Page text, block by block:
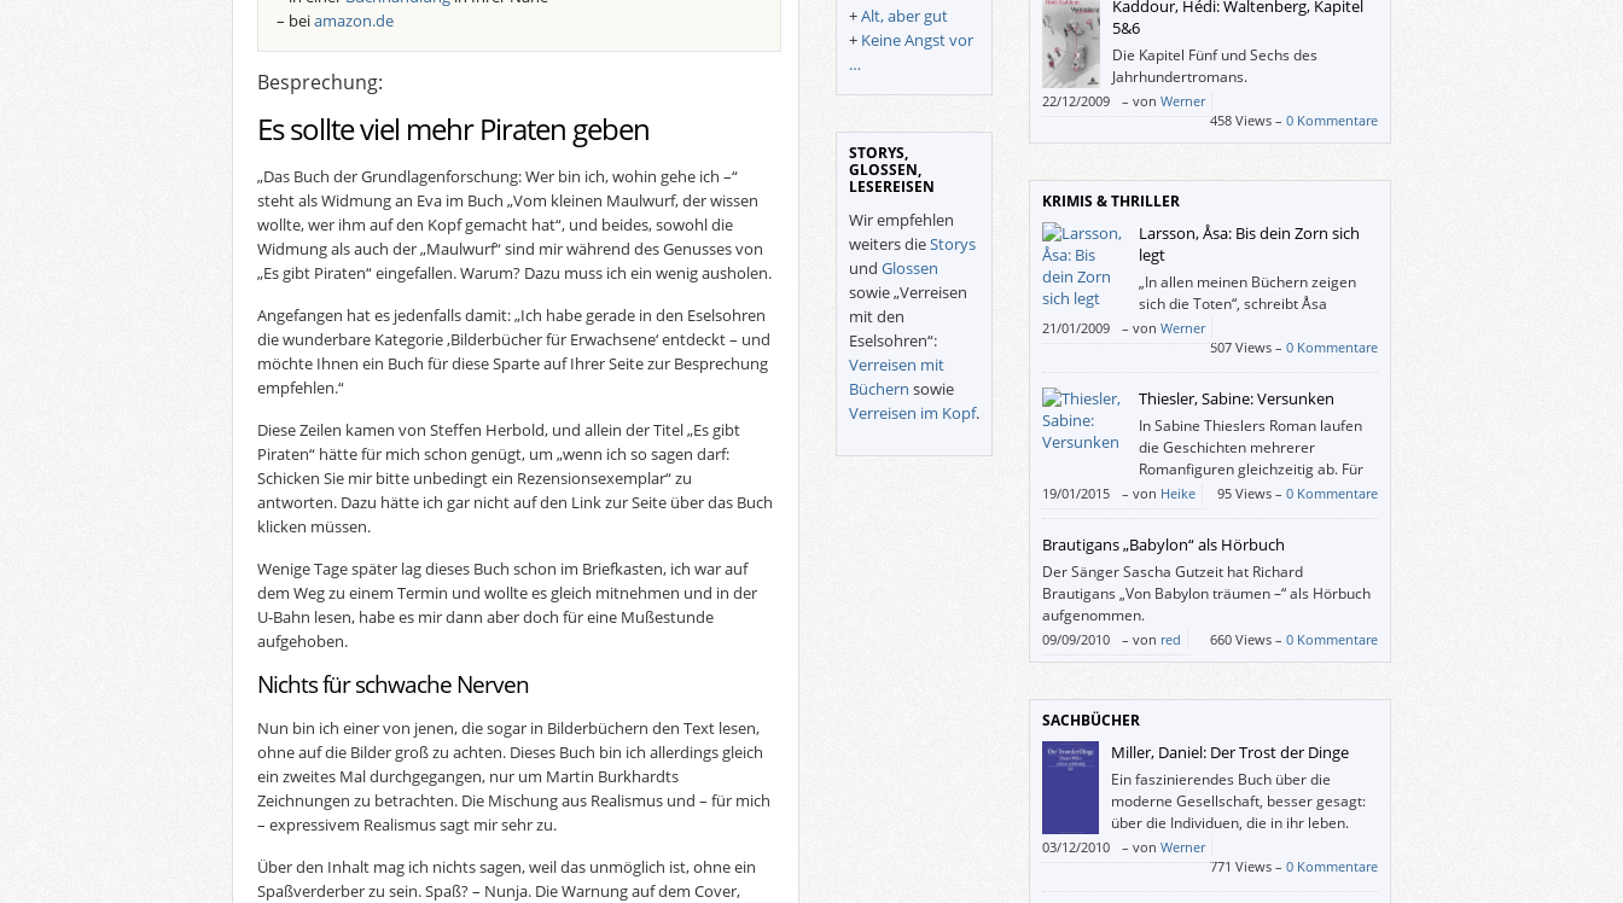
– beiamazon.de
Besprechung:
Es sollte viel mehr Piraten geben
„Das Buch der Grundlagenforschung: Wer bin ich, wohin gehe ich –“
steht als Widmung an Eva im Buch „Vom kleinen Maulwurf, der wissen
wollte, wer ihm auf den Kopf gemacht hat“, und beides, sowohl die
Widmung als auch der „Maulwurf“ sind mir während des Genusses von
„Es gibt Piraten“ eingefallen. Warum? Dazu muss ich ein wenig ausholen.
Angefangen hat es jedenfalls damit: „Ich habe gerade in den Eselsohren
die wunderbare Kategorie ,Bilderbücher für Erwachsene‘ entdeckt – und
möchte Ihnen ein Buch für diese Sparte auf Ihrer Seite zur Besprechung
empfehlen.“
Diese Zeilen kamen von Steffen Herbold, und allein der Titel „Es gibt
Piraten“ hätte für mich schon genügt, um „wenn ich so sagen darf:
Schicken Sie mir bitte unbedingt ein Rezensionsexemplar“ zu
antworten. Dazu hätte ich gar nicht auf den Link zur Seite über das Buch
klicken müssen.
Wenige Tage später lag dieses Buch schon im Briefkasten, ich war auf
dem Weg zu einem Termin und wollte es gleich mitnehmen und in der
U-Bahn lesen, habe es mir dann aber doch für eine Mußestunde
aufgehoben.
Nichts für schwache Nerven
Nun bin ich einer von jenen, die sogar in Bilderbüchern den Text lesen,
ohne auf die Bilder groß zu achten. Dieses Buch bin ich allerdings gleich
ein zweites Mal durchgegangen, nur um Martin Burkhardts
Zeichnungen zu betrachten. Die Mischung aus Realismus und – für mich
– expressivem Realismus sagt mir sehr zu.
Über den Inhalt mag ich nichts sagen, weil das unmöglich ist, ohne ein
Spaßverderber zu sein. Spaß? – Nunja. Die Warnung auf dem Cover,
+Alt, aber gut
+ Keine Angst vor
…
STORYS,
GLOSSEN,
LESEREISEN
Wir empfehlen
weiters dieStorys
und Glossen
sowie „Verreisen
mit den
Eselsohren“:
Verreisen mit
Büchern sowie
Verreisen im Kopf.
Kaddour, Hédi: Waltenberg, Kapitel
5&6
Die Kapitel Fünf und Sechs des
Jahrhundertromans.
22/12/2009 – von Werner
458 Views – 0 Kommentare
KRIMIS & THRILLER
Larsson, Åsa: Bis dein Zorn sich
legt
„In allen meinen Büchern zeigen
sich die Toten“, schreibt Åsa
Larsson, und so schildert in „Bis
dein Zorn sich legt“ zu Beginn auch eines der
Mordopfer, wie es bei einem Tauchgang im
winterlichen Schweden ums Leben kommt:
Jemand kappt die Sicherheitsleine und legt eine
Tür auf das Loch im Eis …
21/01/2009 – von Werner
507 Views – 0 Kommentare
Thiesler, Sabine: Versunken
In Sabine Thieslers Roman laufen
die Geschichten mehrerer
Romanfiguren gleichzeitig ab. Für
Heike konnte sich aufgrund der
langen Erzählungen aus der Vergangenheit und
der zu schnell in die Tat umgesetzten Pläne der
Hauptfigur Malte keine richtige Spannung
aufbauen – zumindest keine Spannung, die der
Bezeichnung „Thriller“ gerecht werden würde.
19/01/2015 – von Heike 95 Views – 0 Kommentare
Brautigans „Babylon“ als Hörbuch
Der Sänger Sascha Gutzeit hat Richard
Brautigans „Von Babylon träumen –“ als Hörbuch
aufgenommen.
09/09/2010 – von red 660 Views – 0 Kommentare
SACHBÜCHER
Miller, Daniel: Der Trost der Dinge
Ein faszinierendes Buch über die
moderne Gesellschaft, besser gesagt:
über die Individuen, die in ihr leben.
03/12/2010 – von Werner
771 Views – 0 Kommentare